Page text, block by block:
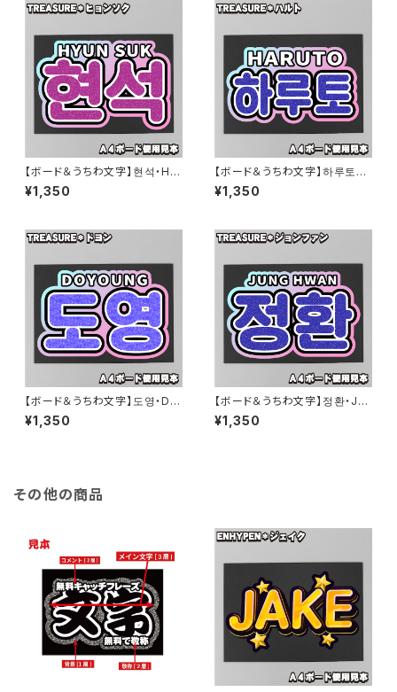
【ボード＆うちわ文字】현석・HY
UN SUK③ヒョンソク 即納 【T
REASURE】
¥1,350
【ボード＆うちわ文字】하루토・H
ARUTO③ハルト渡辺温斗 即納
【TREASURE】
¥1,350
【ボード＆うちわ文字】도영・DO
YOUNG③ドヨン 即納 【TREA
SURE】
¥1,350
【ボード＆うちわ文字】정환・JU
NG HWAN③ジョンファン 即納
【TREASURE】
¥1,350
その他の商品